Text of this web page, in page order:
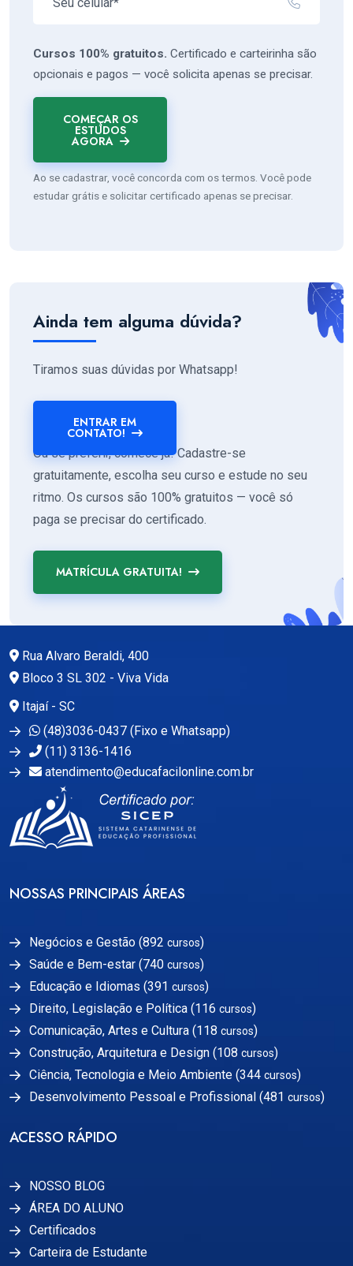
Cursos 100% gratuitos. Certificado e carteirinha são
opcionais e pagos — você solicita apenas se precisar.
COMEÇAR OS
ESTUDOS
AGORA
Ao se cadastrar, você concorda com os termos. Você pode
estudar grátis e solicitar certificado apenas se precisar.
Ainda tem alguma dúvida?
Tiramos suas dúvidas por Whatsapp!
ENTRAR EM
CONTATO!
Ou se preferir, comece já! Cadastre-se
gratuitamente, escolha seu curso e estude no seu
ritmo. Os cursos são 100% gratuitos — você só
paga se precisar do certificado.
MATRÍCULA GRATUITA!
Rua Alvaro Beraldi, 400
Bloco 3 SL 302 - Viva Vida
Itajaí - SC
(48)3036-0437 (Fixo e Whatsapp)
(11) 3136-1416
atendimento@educafacilonline.com.br
NOSSAS PRINCIPAIS ÁREAS
Negócios e Gestão (892 cursos)
Saúde e Bem-estar (740 cursos)
Educação e Idiomas (391 cursos)
Direito, Legislação e Política (116 cursos)
Comunicação, Artes e Cultura (118 cursos)
Construção, Arquitetura e Design (108 cursos)
Ciência, Tecnologia e Meio Ambiente (344 cursos)
Desenvolvimento Pessoal e Profissional (481 cursos)
ACESSO RÁPIDO
NOSSO BLOG
ÁREA DO ALUNO
Certificados
Carteira de Estudante